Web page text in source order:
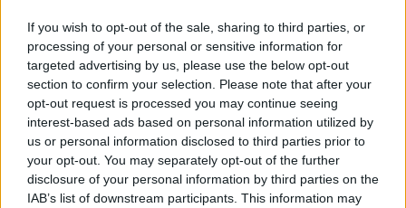
If you wish to opt-out of the sale, sharing to third parties, or
processing of your personal or sensitive information for
targeted advertising by us, please use the below opt-out
section to confirm your selection. Please note that after your
opt-out request is processed you may continue seeing
interest-based ads based on personal information utilized by
us or personal information disclosed to third parties prior to
your opt-out. You may separately opt-out of the further
disclosure of your personal information by third parties on the
IAB’s list of downstream participants. This information may
Sigue leyendo
NEWS